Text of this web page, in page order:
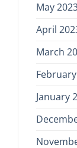
May
April
March
January